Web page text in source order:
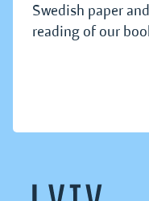
Swedish paper
reading of our